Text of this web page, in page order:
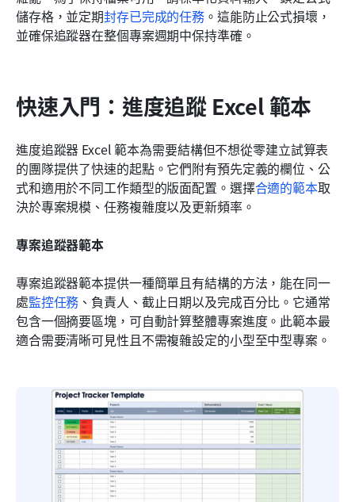
儲存格，並定期封存已完成的任務 。這能防止公式損壞，
並確保追蹤器在整個專案週期中保持準確。
快速入門：進度追蹤 Excel 範本
進度追蹤器 Excel 範本為需要結構但不想從零建立試算表
的團隊提供了快速的起點。它們附有預先定義的欄位、公
式和適用於不同工作類型的版面配置。選擇合適的範本取
決於專案規模、任務複雜度以及更新頻率。
專案追蹤器範本
專案追蹤器範本提供一種簡單且有結構的方法，能在同一
處監控任務 、負責人、截止日期以及完成百分比。它通常
包含一個摘要區塊，可自動計算整體專案進度。此範本最
適合需要清晰可見性且不需複雜設定的小型至中型專案。